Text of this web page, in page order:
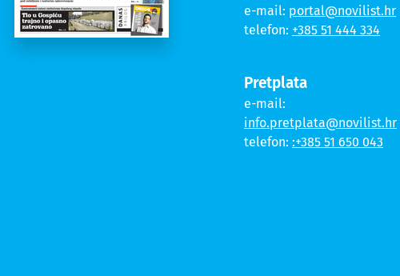
e-mail: portal@novilist.hr
telefon: +385 51 444 334
Pretplata
e-mail:
info.pretplata@novilist.hr
telefon: :+385 51 650 043